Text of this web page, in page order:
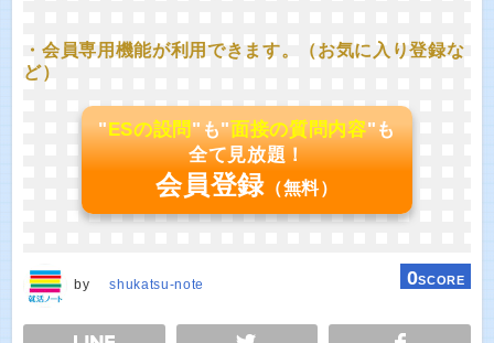
・会員専用機能が利用できます。（お気に入り登録な
ど）
"ESの設問"も"面接の質問内容"も
全て見放題！
会員登録 （無料）
by shukatsu-note 0SCORE
TWEET